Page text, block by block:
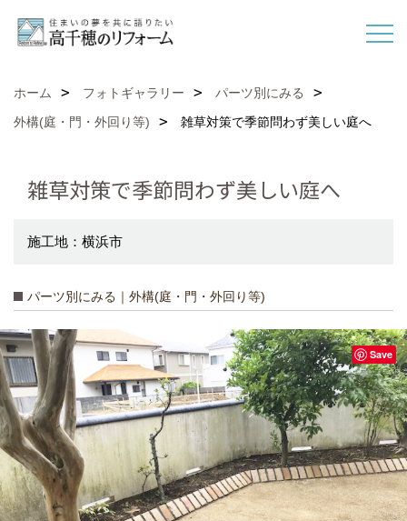
ホーム フォトギャラリー
パーツ別にみる
外構(庭・門・外回り等)
雑草対策で季節問わず美しい庭へ
雑草対策で季節問わず美しい庭へ
施工地：横浜市
パーツ別にみる｜外構(庭・門・外回り等)
Save